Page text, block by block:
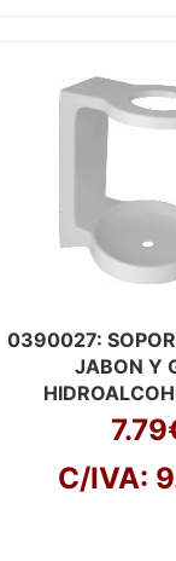
0390027:
JABON Y
C/IVA: